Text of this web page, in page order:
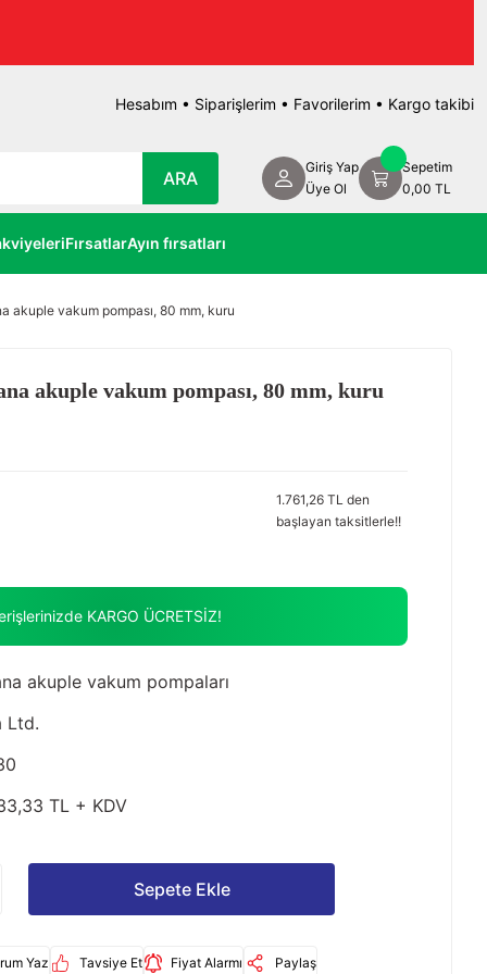
Hesabım • Siparişlerim • Favorilerim • Kargo takibi
ARA
Giriş Yap
Üye Ol
Sepetim
0,00 TL
FırsatlarAyın fırsatları
akuple vakum pompası, 80 mm, kuru
akuple vakum pompası, 80 mm, kuru
1.761,26 TL den
başlayan taksitlerle!!
KARGO ÜCRETSİZ!
akuple vakum pompaları
Ltd.
TL + KDV
Sepete Ekle
Yaz Tavsiye Et Fiyat Alarmı Paylaş